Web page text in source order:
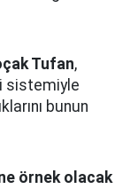
Tufan,
sistemiyle
bunun
örnek olacak